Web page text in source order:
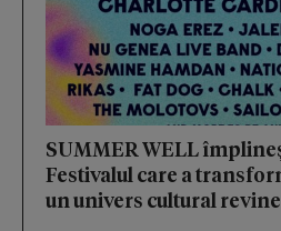
SUMMER WELL
Festivalul care a
un univers cultural